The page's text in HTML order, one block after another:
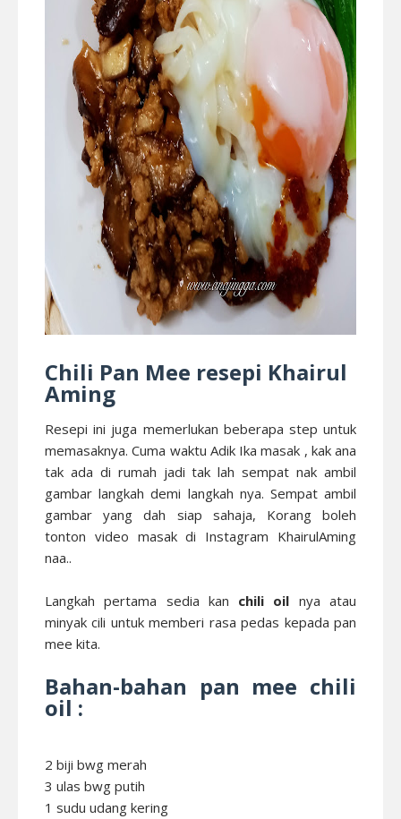
Chili Pan Mee resepi Khairul
Aming
Resepi ini juga memerlukan beberapa step untuk
memasaknya. Cuma waktu Adik Ika masak , kak ana
tak ada di rumah jadi tak lah sempat nak ambil
gambar langkah demi langkah nya. Sempat ambil
gambar yang dah siap sahaja, Korang boleh
tonton video masak di Instagram KhairulAming
naa..
Langkah pertama sedia kan chili oil nya atau
minyak cili untuk memberi rasa pedas kepada pan
mee kita.
Bahan-bahan pan mee chili
oil :
2 biji bwg merah
3 ulas bwg putih
1 sudu udang kering